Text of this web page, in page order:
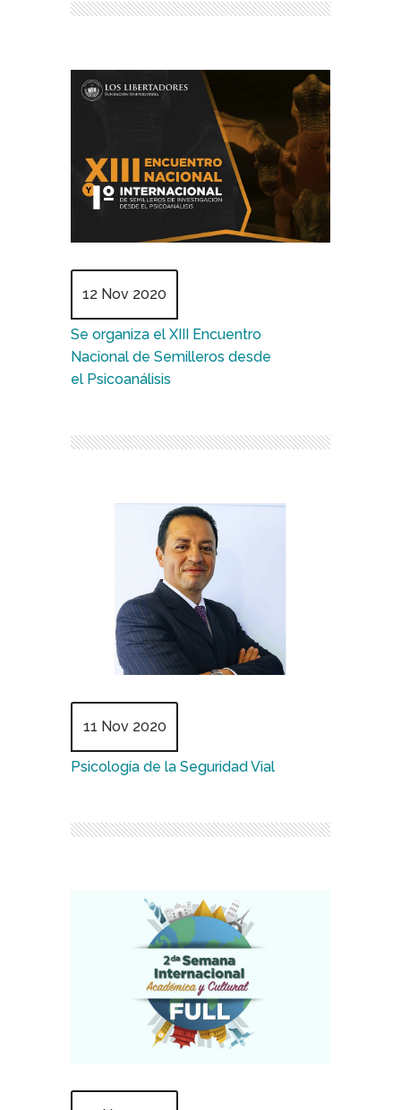
12 Nov 2020
Se organiza el XIII Encuentro
Nacional de Semilleros desde
el Psicoanálisis
11 Nov 2020
Psicología de la Seguridad Vial